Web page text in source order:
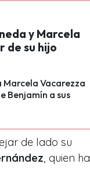
y Marcela
de su hijo
Vacarezza
Benjamín a sus
de lado su
, quien ha